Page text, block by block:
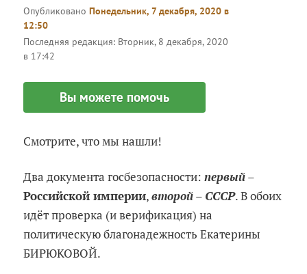
ОпубликованоПонедельник, 7 декабря, 2020 в
12:50
Последняя редакция: Вторник, 8 декабря, 2020
в 17:42
Вы можете помочь
Смотрите, что мы нашли!
Два документа госбезопасности:первый–
Российской империи,второй– СССР. В обоих
идёт проверка (и верификация) на
политическую благонадежность Екатерины
БИРЮКОВОЙ.